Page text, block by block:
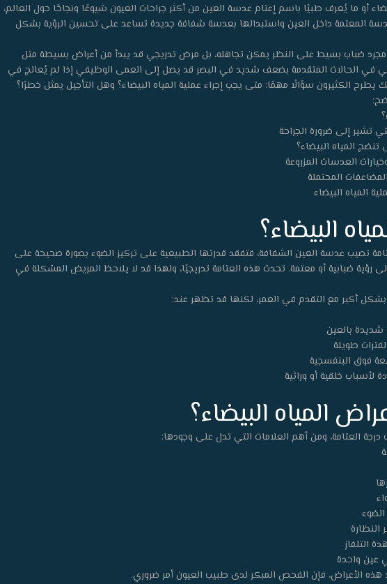
أو ما يُعرف طبيًا باسم إعتام عدسة العين من أكثر جراحات العيون شيوعًا ونجاحًا حول العالم،
المعتمة داخل العين واستبدالها بعدسة شفافة جديدة تساعد على تحسين الرؤية بشكل
مجرد ضباب بسيط على النظر يمكن تجاهله، بل مرض تدريجي قد يبدأ من أعراض بسيطة مثل
في الحالات المتقدمة بضعف شديد في البصر قد يصل إلى العمى الوظيفي إذا لم يُعالج في
يطرح الكثيرون سؤالًا مهمًا: متى يجب إجراء عملية المياه البيضاء؟ وهل التأجيل يمثل خطرًا؟
تشير إلى ضرورة الجراحة
المياه البيضاء؟
العدسات المزروعة
المحتملة
المياه البيضاء
البيضاء؟
تصيب عدسة العين الشفافة، فتفقد قدرتها الطبيعية على تركيز الضوء بصورة صحيحة على
رؤية ضبابية أو معتمة. تحدث هذه العتامة تدريجيًا، ولهذا قد لا يلاحظ المريض المشكلة في
بشكل أكبر مع التقدم في العمر، لكنها قد تظهر عند:
شديدة بالعين
طويلة
فوق البنفسجية
لأسباب خلقية أو وراثية
المياه البيضاء؟
العتامة، ومن أهم العلامات التي تدل على وجودها:
النظارة
التلفاز
عين واحدة
هذه الأعراض، فإن الفحص المبكر لدى طبيب العيون أمر ضروري.